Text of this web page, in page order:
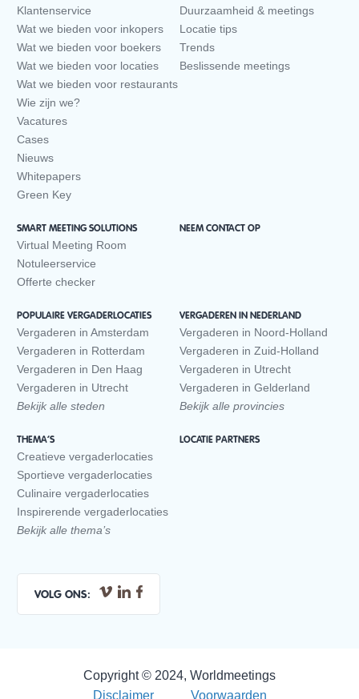
Klantenservice
Wat we bieden voor inkopers
Wat we bieden voor boekers
Wat we bieden voor locaties
Wat we bieden voor restaurants
Wie zijn we?
Vacatures
Cases
Nieuws
Whitepapers
Green Key
Duurzaamheid & meetings
Locatie tips
Trends
Beslissende meetings
SMART MEETING SOLUTIONS
Virtual Meeting Room
Notuleerservice
Offerte checker
NEEM CONTACT OP
POPULAIRE VERGADERLOCATIES
Vergaderen in Amsterdam
Vergaderen in Rotterdam
Vergaderen in Den Haag
Vergaderen in Utrecht
Bekijk alle steden
VERGADEREN IN NEDERLAND
Vergaderen in Noord-Holland
Vergaderen in Zuid-Holland
Vergaderen in Utrecht
Vergaderen in Gelderland
Bekijk alle provincies
THEMA’S
Creatieve vergaderlocaties
Sportieve vergaderlocaties
Culinaire vergaderlocaties
Inspirerende vergaderlocaties
Bekijk alle thema’s
LOCATIE PARTNERS
VOLG ONS:
Copyright © 2024, Worldmeetings
Disclaimer
Voorwaarden